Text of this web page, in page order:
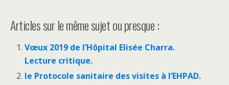
Articles sur le même sujet ou presque :
Vœux 2019 de l’Hôpital Elisée Charra.
Lecture critique.
le Protocole sanitaire des visites à l’EHPAD.